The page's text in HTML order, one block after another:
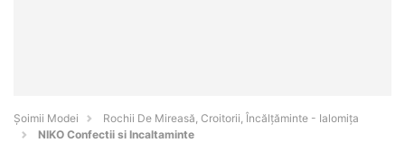
Șoimii Modei
Rochii De Mireasă, Croitorii, Încălțăminte - Ialomiţa
NIKO Confectii si Incaltaminte